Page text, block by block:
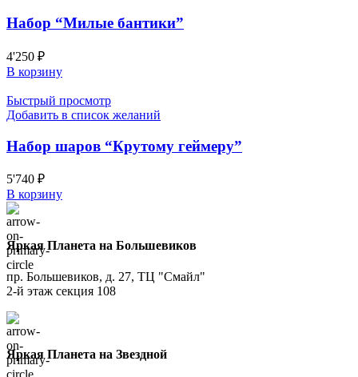
Набор “Милые бантики”
4'250 ₽
В корзину
Быстрый просмотр
Добавить в список желаний
Набор шаров “Крутому геймеру”
5'740 ₽
В корзину
Яркая Планета на Большевиков
пр. Большевиков, д. 27, ТЦ "Смайл"
2-й этаж секция 108
Яркая Планета на Звездной